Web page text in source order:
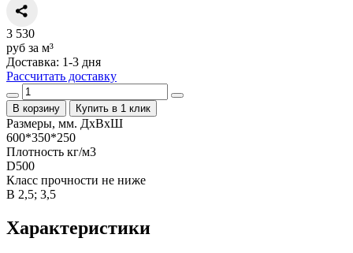
3 530
руб за м³
Доставка: 1-3 дня
Рассчитать доставку
В корзину Купить в 1 клик
Размеры, мм. ДхВхШ
600*350*250
Плотность кг/м3
D500
Класс прочности не ниже
В 2,5; 3,5
Характеристики